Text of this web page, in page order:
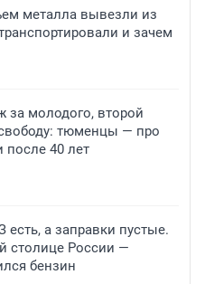
металла вывезли из
и зачем
молодого, второй
тюменцы — про
40 лет
а заправки пустые.
столице России —
бензин